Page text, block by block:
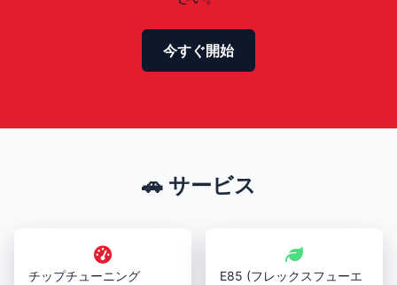
今すぐ開始
🚗 サービス
チップチューニング
E85 (フレックスフューエ